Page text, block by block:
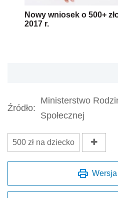
Nowy wniosek o 500+
2017 r.
Źródło:
Ministerstwo
Społecznej
500 zł na dziecko